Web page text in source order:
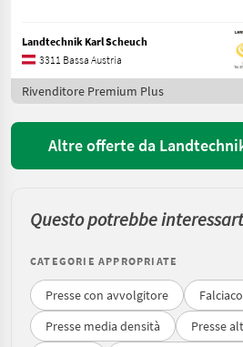
Landtechnik Karl Scheuch
3311 Bassa Austria
Rivenditore Premium Plus
Altre offerte da
Questo potrebbe
CATEGORIE APPROPRIATE
Presse con avvolgitore
Presse media densità
Presse